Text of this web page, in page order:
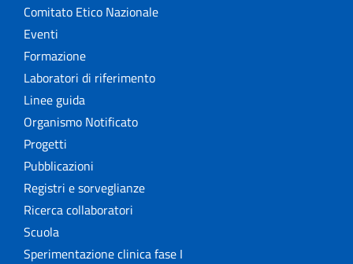
Comitato Etico Nazionale
Eventi
Formazione
Laboratori di riferimento
Linee guida
Organismo Notificato
Progetti
Pubblicazioni
Registri e sorveglianze
Ricerca collaboratori
Scuola
Sperimentazione clinica fase I